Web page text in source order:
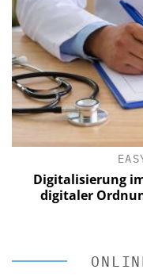
EASY
im
Ordnung zur